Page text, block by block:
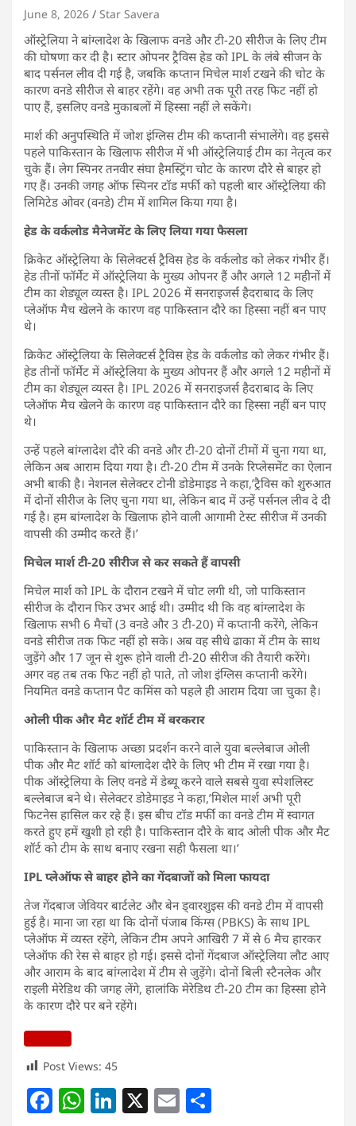
June 8, 2026 Star Savera
ऑस्ट्रेलिया ने बांग्लादेश के खिलाफ वनडे और टी-20 सीरीज के लिए टीम
की घोषणा कर दी है। स्टार ओपनर ट्रैविस हेड को IPL के लंबे सीजन के
बाद पर्सनल लीव दी गई है, जबकि कप्तान मिचेल मार्श टखने की चोट के
कारण वनडे सीरीज से बाहर रहेंगे। वह अभी तक पूरी तरह फिट नहीं हो
पाए हैं, इसलिए वनडे मुकाबलों में हिस्सा नहीं ले सकेंगे।
मार्श की अनुपस्थिति में जोश इंग्लिस टीम की कप्तानी संभालेंगे। वह इससे
पहले पाकिस्तान के खिलाफ सीरीज में भी ऑस्ट्रेलियाई टीम का नेतृत्व कर
चुके हैं। लेग स्पिनर तनवीर संघा हैमस्ट्रिंग चोट के कारण दौरे से बाहर हो
गए हैं। उनकी जगह ऑफ स्पिनर टॉड मर्फी को पहली बार ऑस्ट्रेलिया की
लिमिटेड ओवर (वनडे) टीम में शामिल किया गया है।
हेड के वर्कलोड मैनेजमेंट के लिए लिया गया फैसला
क्रिकेट ऑस्ट्रेलिया के सिलेक्टर्स ट्रैविस हेड के वर्कलोड को लेकर गंभीर हैं।
हेड तीनों फॉर्मेट में ऑस्ट्रेलिया के मुख्य ओपनर हैं और अगले 12 महीनों में
टीम का शेड्यूल व्यस्त है। IPL 2026 में सनराइजर्स हैदराबाद के लिए
प्लेऑफ मैच खेलने के कारण वह पाकिस्तान दौरे का हिस्सा नहीं बन पाए
थे।
क्रिकेट ऑस्ट्रेलिया के सिलेक्टर्स ट्रैविस हेड के वर्कलोड को लेकर गंभीर हैं।
हेड तीनों फॉर्मेट में ऑस्ट्रेलिया के मुख्य ओपनर हैं और अगले 12 महीनों में
टीम का शेड्यूल व्यस्त है। IPL 2026 में सनराइजर्स हैदराबाद के लिए
प्लेऑफ मैच खेलने के कारण वह पाकिस्तान दौरे का हिस्सा नहीं बन पाए
थे।
उन्हें पहले बांग्लादेश दौरे की वनडे और टी-20 दोनों टीमों में चुना गया था,
लेकिन अब आराम दिया गया है। टी-20 टीम में उनके रिप्लेसमेंट का ऐलान
अभी बाकी है। नेशनल सेलेक्टर टोनी डोडेमाइड ने कहा,’ट्रैविस को शुरुआत
में दोनों सीरीज के लिए चुना गया था, लेकिन बाद में उन्हें पर्सनल लीव दे दी
गई है। हम बांग्लादेश के खिलाफ होने वाली आगामी टेस्ट सीरीज में उनकी
वापसी की उम्मीद करते हैं।’
मिचेल मार्श टी-20 सीरीज से कर सकते हैं वापसी
मिचेल मार्श को IPL के दौरान टखने में चोट लगी थी, जो पाकिस्तान
सीरीज के दौरान फिर उभर आई थी। उम्मीद थी कि वह बांग्लादेश के
खिलाफ सभी 6 मैचों (3 वनडे और 3 टी-20) में कप्तानी करेंगे, लेकिन
वनडे सीरीज तक फिट नहीं हो सके। अब वह सीधे ढाका में टीम के साथ
जुड़ेंगे और 17 जून से शुरू होने वाली टी-20 सीरीज की तैयारी करेंगे।
अगर वह तब तक फिट नहीं हो पाते, तो जोश इंग्लिस कप्तानी करेंगे।
नियमित वनडे कप्तान पैट कमिंस को पहले ही आराम दिया जा चुका है।
ओली पीक और मैट शॉर्ट टीम में बरकरार
पाकिस्तान के खिलाफ अच्छा प्रदर्शन करने वाले युवा बल्लेबाज ओली
पीक और मैट शॉर्ट को बांग्लादेश दौरे के लिए भी टीम में रखा गया है।
पीक ऑस्ट्रेलिया के लिए वनडे में डेब्यू करने वाले सबसे युवा स्पेशलिस्ट
बल्लेबाज बने थे। सेलेक्टर डोडेमाइड ने कहा,’मिशेल मार्श अभी पूरी
फिटनेस हासिल कर रहे हैं। इस बीच टॉड मर्फी का वनडे टीम में स्वागत
करते हुए हमें खुशी हो रही है। पाकिस्तान दौरे के बाद ओली पीक और मैट
शॉर्ट को टीम के साथ बनाए रखना सही फैसला था।’
IPL प्लेऑफ से बाहर होने का गेंदबाजों को मिला फायदा
तेज गेंदबाज जेवियर बार्टलेट और बेन ड्वारशुइस की वनडे टीम में वापसी
हुई है। माना जा रहा था कि दोनों पंजाब किंग्स (PBKS) के साथ IPL
प्लेऑफ में व्यस्त रहेंगे, लेकिन टीम अपने आखिरी 7 में से 6 मैच हारकर
प्लेऑफ की रेस से बाहर हो गई। इससे दोनों गेंदबाज ऑस्ट्रेलिया लौट आए
और आराम के बाद बांग्लादेश में टीम से जुड़ेंगे। दोनों बिली स्टैनलेक और
राइली मेरेडिथ की जगह लेंगे, हालांकि मेरेडिथ टी-20 टीम का हिस्सा होने
के कारण दौरे पर बने रहेंगे।
Post Views: 45
F W Li X E